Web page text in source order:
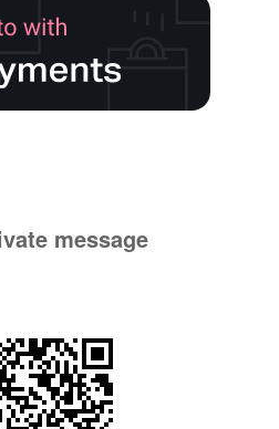
message